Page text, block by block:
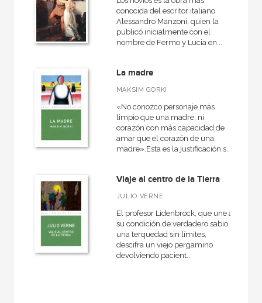
conocida del escritor italiano
Alessandro Manzoni, quien la
publicó inicialmente con el
nombre de Fermo y Lucia en...
La madre
MAKSIM GORKI
«No conozco personaje más
limpio que una madre, ni
corazón con más capacidad de
amar que el corazón de una
madre».Esta es la justificación s...
Viaje al centro de la Tierra
JULIO VERNE
El profesor Lidenbrock, que une a
su condición de verdadero sabio
una terquedad sin límites,
descifra un viejo pergamino
devolviendo pacient...